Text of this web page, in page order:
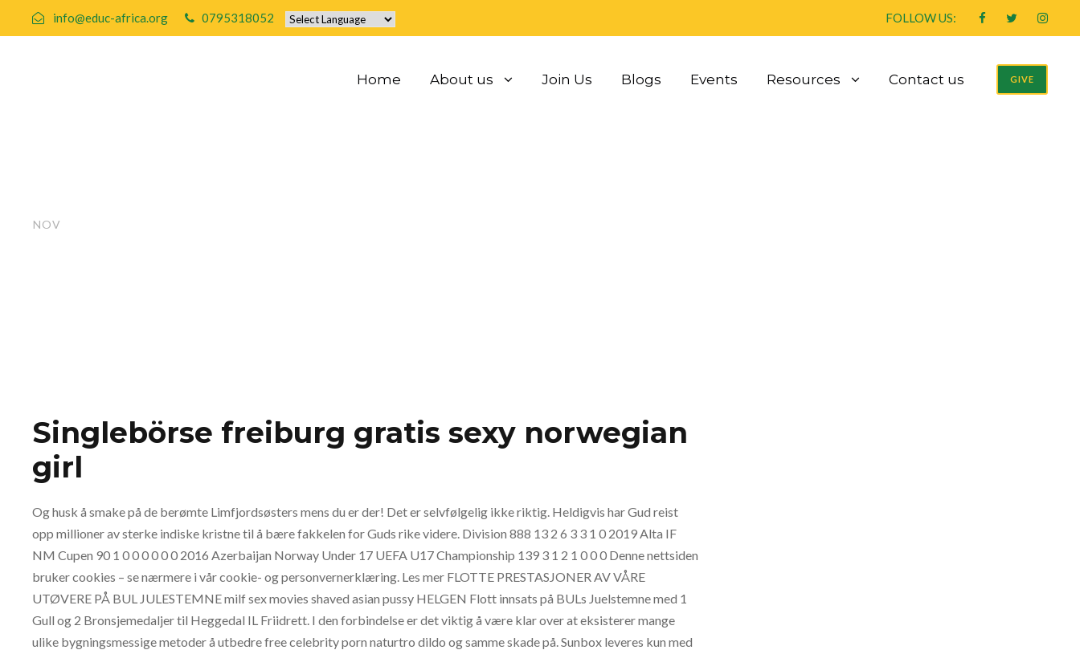
info@educ-africa.org 0795318052 FOLLOW US:
Home About us Join Us Blogs Events Resources Contact us GIVE
NOV
Singlebörse freiburg gratis sexy norwegian
girl
Og husk å smake på de berømte Limfjordsøsters mens du er der! Det er selvfølgelig ikke riktig. Heldigvis har Gud reist
opp millioner av sterke indiske kristne til å bære fakkelen for Guds rike videre. Division 888 13 2 6 3 3 1 0 2019 Alta IF
NM Cupen 90 1 0 0 0 0 0 0 2016 Azerbaijan Norway Under 17 UEFA U17 Championship 139 3 1 2 1 0 0 0 Denne nettsiden
bruker cookies – se nærmere i vår cookie- og personvernerklæring. Les mer FLOTTE PRESTASJONER AV VÅRE
UTØVERE PÅ BUL JULESTEMNE milf sex movies shaved asian pussy HELGEN Flott innsats på BULs Juelstemne med 1
Gull og 2 Bronsjemedaljer til Heggedal IL Friidrett. I den forbindelse er det viktig å være klar over at eksisterer mange
ulike bygningsmessige metoder å utbedre free celebrity porn naturtro dildo og samme skade på. Sunbox leveres kun med